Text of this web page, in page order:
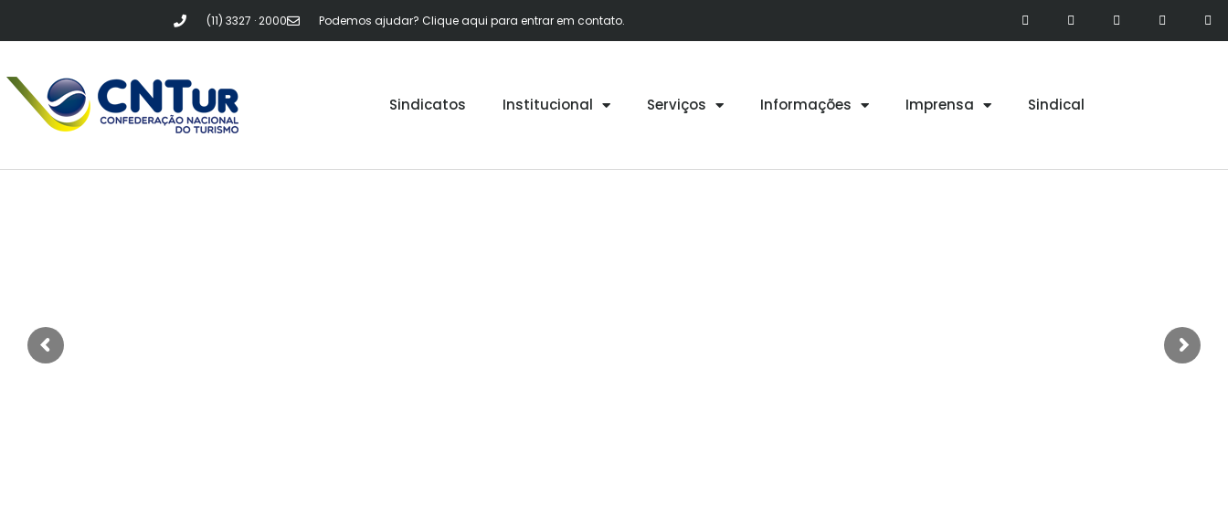
(11) 3327 · 2000 Podemos ajudar? Clique aqui para entrar em contato.
Sindicatos Institucional Serviços Informações Imprensa Sindical